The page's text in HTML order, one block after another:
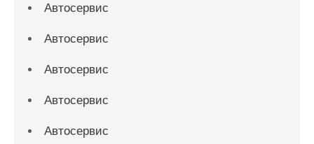
Автосервис
Автосервис
Автосервис
Автосервис
Автосервис